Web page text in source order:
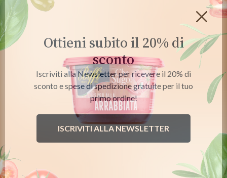
Chiudi
Ottieni subito il 20% di
sconto
Iscriviti alla Newsletter per ricevere il 20% di
sconto e spese di spedizione gratuite per il tuo
primo ordine!
ISCRIVITI ALLA NEWSLETTER